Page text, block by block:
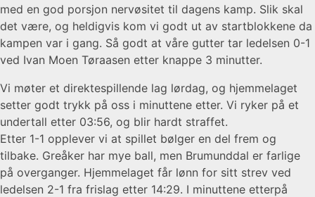
med en god porsjon nervøsitet til dagens kamp. Slik skal
det være, og heldigvis kom vi godt ut av startblokkene da
kampen var i gang. Så godt at våre gutter tar ledelsen 0-1
ved Ivan Moen Tøraasen etter knappe 3 minutter.
Vi møter et direktespillende lag lørdag, og hjemmelaget
setter godt trykk på oss i minuttene etter. Vi ryker på et
undertall etter 03:56, og blir hardt straffet.
Etter 1-1 opplever vi at spillet bølger en del frem og
tilbake. Greåker har mye ball, men Brumunddal er farlige
på overganger. Hjemmelaget får lønn for sitt strev ved
ledelsen 2-1 fra frislag etter 14:29. I minuttene etterpå